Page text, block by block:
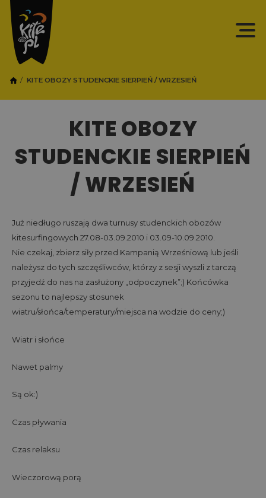
KITE OBOZY STUDENCKIE SIERPIEŃ / WRZESIEŃ
KITE OBOZY
STUDENCKIE SIERPIEŃ
/ WRZESIEŃ
Już niedługo ruszają dwa turnusy studenckich obozów
kitesurfingowych 27.08-03.09.2010 i 03.09-10.09.2010.
Nie czekaj, zbierz siły przed Kampanią Wrześniową lub jeśli
należysz do tych szczęśliwców, którzy z sesji wyszli z tarczą
przyjedź do nas na zasłużony „odpoczynek”;) Końcówka
sezonu to najlepszy stosunek
wiatru/słońca/temperatury/miejsca na wodzie do ceny;)
Wiatr i słońce
Nawet palmy
Są ok:)
Czas pływania
Czas relaksu
Wieczorową porą